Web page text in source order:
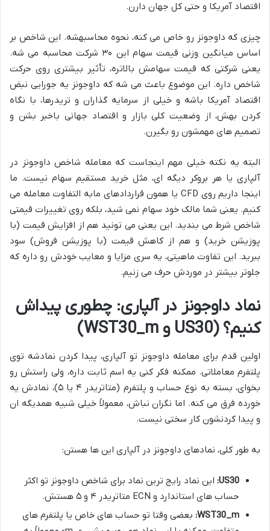
اقتصاد آمریکا و حتی کل جهان دارن.
چیزی که داوجونز رو خاص می کنه، نحوه محاسبهشه. این شاخص بر
اساس میانگین وزنی قیمت سهام این ۳۰ شرکت محاسبه می شه.
یعنی شرکتی که قیمت سهامش بالاتره، تأثیر بیشتری روی حرکت
شاخص داره. این موضوع باعث می شه که داوجونز یه جورایی نبض
اقتصاد آمریکا باشه و خیلی از سرمایه گذاران و تریدرها، با نگاه
کردن بهش، از وضعیت کلی بازار و اقتصاد جهانی باخبر بشن و
تصمیم های مهمشون رو بگیرن.
البته یه نکته خیلی مهم اینجاست که معامله شاخص داوجونز در
آلپاری یا هر بروکر دیگه ای، مثل خرید مستقیم سهام نیست. ما
اینجا داریم روی CFD یا همون قراردادهای مابه التفاوت معامله می
کنیم. یعنی شما مالک خود سهام نمی شید، بلکه روی تغییرات قیمتی
شاخص شرط می بندید. این یعنی می تونید هم از افزایش قیمت (با
پوزیشن خرید) و هم از کاهش قیمت (با پوزیشن فروش) سود
ببرید. این تفاوت ماهیتی، یه سری مزایا و معایب خودش رو داره که
جلوتر بیشتر در موردش حرف می زنیم.
نماد داوجونز در آلپاری: چطوری پیداش
کنیم؟ (US30 و WST30_m)
اولین قدم برای معامله داوجونز تو آلپاری، پیدا کردن نمادشه توی
پلتفرم معاملاتی. ممکنه فکر کنی یه اسم ثابت داره، ولی راستش رو
بخوای، بسته به نوع حساب و پلتفرم (متاتریدر ۴ یا ۵)، نمادش یه
خورده فرق می کنه. اما نگران نباش، معمولاً خیلی شبیه همدیگه ان
و پیدا کردنشون کار سختی نیست.
به طور کلی، نمادهای داوجونز در آلپاری این ها هستن:
US30: این نماد رایج ترین نماد برای شاخص داوجونز تو اکثر
حساب های استاندارد و ECN متاتریدر ۴ و ۵ هستش.
WST30_m: بعضی وقتا تو حساب های خاص یا پلتفرم های